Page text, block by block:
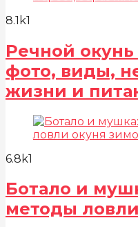
8.1k1
Речной
фото, виды,
жизни и
6.8k1
Ботало и
методы